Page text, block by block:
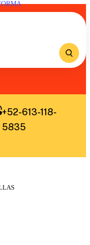
+52-613-118-
5835